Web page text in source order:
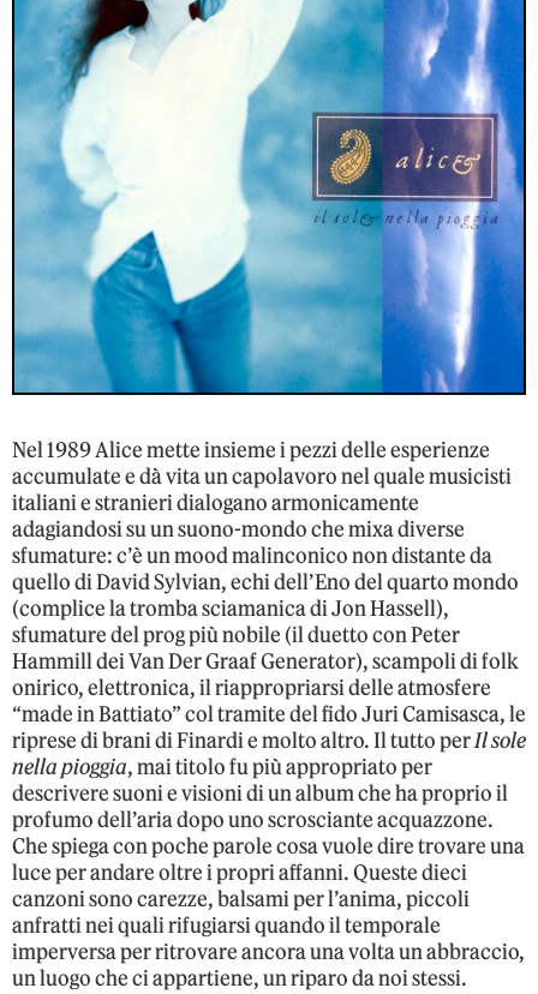
Nel 1989 Alice mette insieme i pezzi delle esperienze
accumulate e dà vita un capolavoro nel quale musicisti
italiani e stranieri dialogano armonicamente
adagiandosi su un suono-mondo che mixa diverse
sfumature: c’è un mood malinconico non distante da
quello di David Sylvian, echi dell’Eno del quarto mondo
(complice la tromba sciamanica di Jon Hassell),
sfumature del prog più nobile (il duetto con Peter
Hammill dei Van Der Graaf Generator), scampoli di folk
onirico, elettronica, il riappropriarsi delle atmosfere
“made in Battiato” col tramite del fido Juri Camisasca, le
riprese di brani di Finardi e molto altro. Il tutto perIl sole
nella pioggia, mai titolo fu più appropriato per
descrivere suoni e visioni di un album che ha proprio il
profumo dell’aria dopo uno scrosciante acquazzone.
Che spiega con poche parole cosa vuole dire trovare una
luce per andare oltre i propri affanni. Queste dieci
canzoni sono carezze, balsami per l’anima, piccoli
anfratti nei quali rifugiarsi quando il temporale
imperversa per ritrovare ancora una volta un abbraccio,
un luogo che ci appartiene, un riparo da noi stessi.